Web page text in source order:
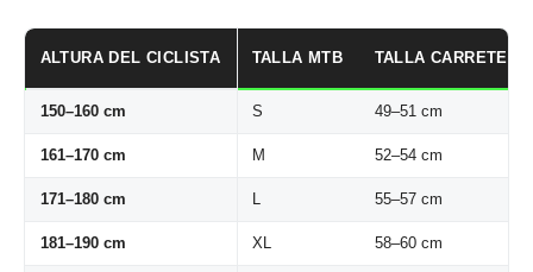
ALTURA DEL CICLISTA TALLA MTB TALLA CARRETERA
150–160 cm S 49–51 cm
161–170 cm M 52–54 cm
171–180 cm 55–57 cm
181–190 cm XL 58–60 cm